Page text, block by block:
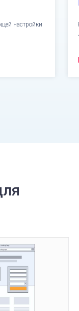
настройки